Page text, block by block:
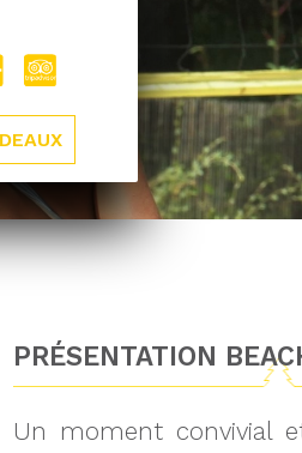
PRÉSENTATION
Un moment convivial